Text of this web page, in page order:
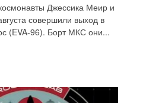
Джессика Меир и
совершили выход в
(EVA-96). Борт МКС они...